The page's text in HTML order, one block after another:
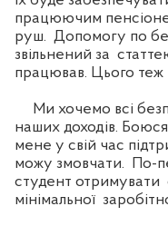
працюючим
руш. Допомогу по
звільнений за
працював. Цього теж
Ми хочемо всі
наших доходів. Боюся
мене у свій час
можу змовчати. По-
студент отримувати
мінімальної